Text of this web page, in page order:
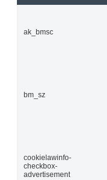
ak_bmsc
bm_sz
cookielawinfo-
checkbox-
advertisement